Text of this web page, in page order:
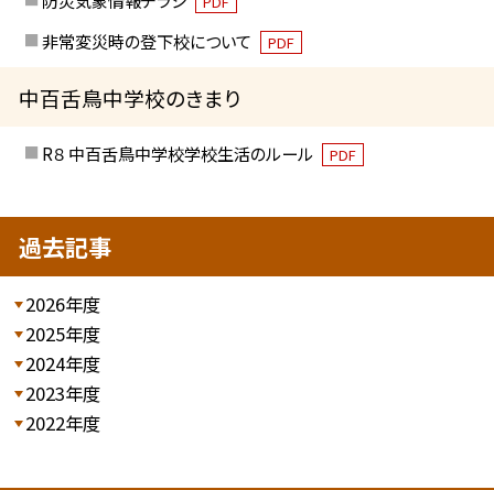
非常変災時の登下校について PDF
中百舌鳥中学校のきまり
R８ 中百舌鳥中学校学校生活のルール PDF
過去記事
2026年度
2025年度
2024年度
2023年度
2022年度